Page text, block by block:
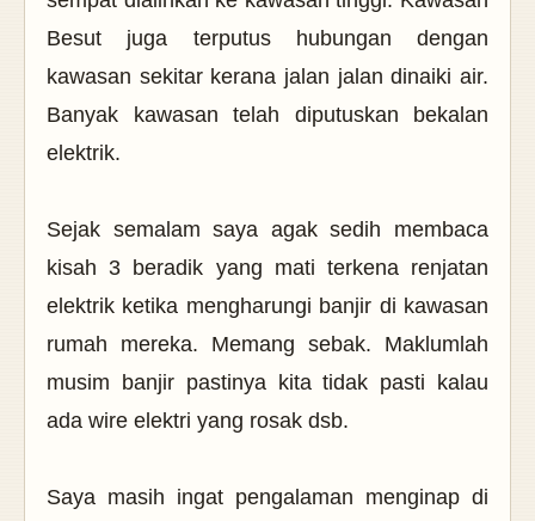
Besut juga terputus hubungan dengan
kawasan sekitar kerana jalan jalan dinaiki air.
Banyak kawasan telah diputuskan bekalan
elektrik.
Sejak semalam saya agak sedih membaca
kisah 3 beradik yang mati terkena renjatan
elektrik ketika mengharungi banjir di kawasan
rumah mereka. Memang sebak. Maklumlah
musim banjir pastinya kita tidak pasti kalau
ada wire elektri yang rosak dsb.
Saya masih ingat pengalaman menginap di